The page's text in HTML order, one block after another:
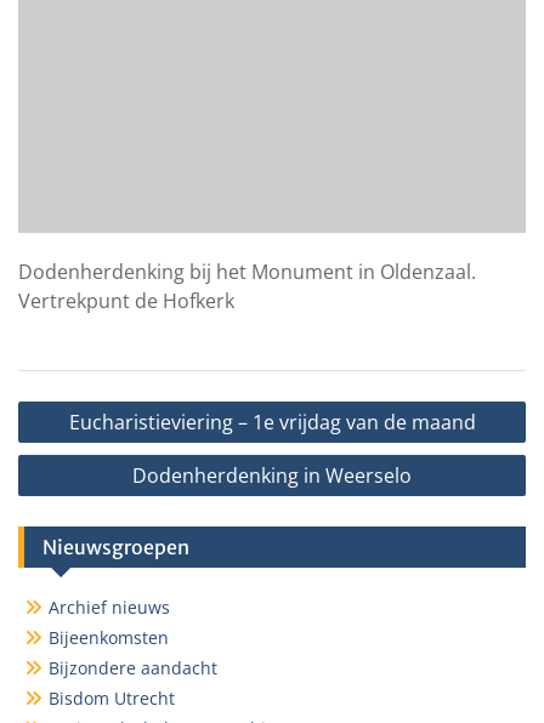
Dodenherdenking bij het Monument in Oldenzaal.
Vertrekpunt de Hofkerk
Bericht
navigatie
Eucharistieviering – 1e vrijdag van de maand
Dodenherdenking in Weerselo
Nieuwsgroepen
Archief nieuws
Bijeenkomsten
Bijzondere aandacht
Bisdom Utrecht